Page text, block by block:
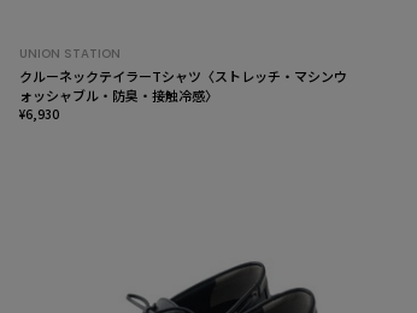
UNION STATION
クルーネックテイラーTシャツ〈ストレッチ・マシンウ
ォッシャブル・防臭・接触冷感〉
¥6,930